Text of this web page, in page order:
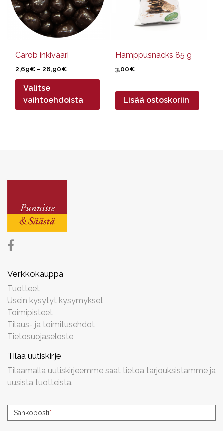
Carob inkivääri
2,69€ – 26,90€Hintaluokka:
2,69€
26,90€
Valitse
vaihtoehdoista
Voit
tehdä
valinnat
sivulla.
Hamppusnacks 85 g
3,00€
Lisää ostoskoriin
Verkkokauppa
Tuotteet
Usein kysytyt kysymykset
Toimipisteet
Tilaus- ja toimitusehdot
Tietosuojaseloste
Tilaa uutiskirje
Tilaamalla uutiskirjeemme saat tietoa tarjouksistamme ja
uusista tuotteista.
Uutiskirjeen
tilaus
Sähköposti*